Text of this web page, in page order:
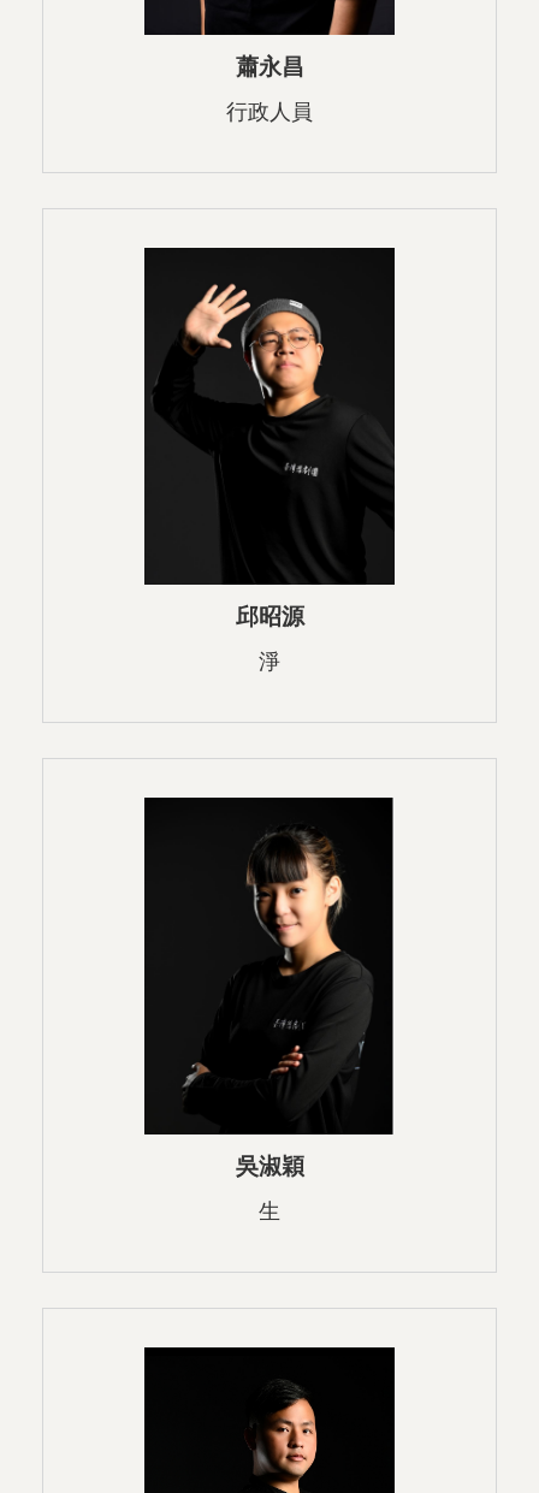
蕭永昌
行政人員
邱昭源
淨
吳淑穎
生